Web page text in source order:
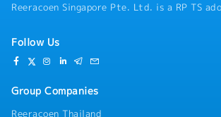
Reeracoen Singapore Pte. Ltd. is a RP TS
Follow Us
Group Companies
Reeracoen Thailand